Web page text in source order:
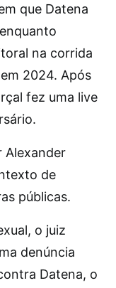
que Datena
na corrida
2024. Após
fez uma live
Alexander
de
públicas.
o juiz
denúncia
Datena, o